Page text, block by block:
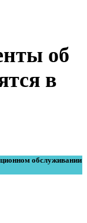
об
в
обслуживании